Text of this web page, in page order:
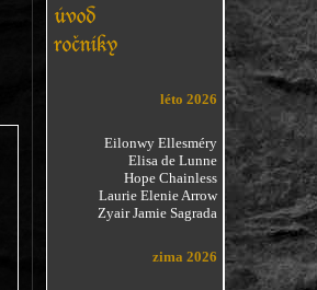
léto 2026
Eilonwy Ellesméry
Elisa de Lunne
Hope Chainless
Laurie Elenie Arrow
Zyair Jamie Sagrada
zima 2026